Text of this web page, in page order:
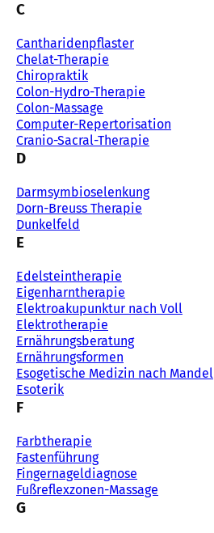
C
Cantharidenpflaster
Chelat-Therapie
Chiropraktik
Colon-Hydro-Therapie
Colon-Massage
Computer-Repertorisation
Cranio-Sacral-Therapie
D
Darmsymbioselenkung
Dorn-Breuss Therapie
Dunkelfeld
E
Edelsteintherapie
Eigenharntherapie
Elektroakupunktur nach Voll
Elektrotherapie
Ernährungsberatung
Ernährungsformen
Esogetische Medizin nach Mandel
Esoterik
F
Farbtherapie
Fastenführung
Fingernageldiagnose
Fußreflexzonen-Massage
G